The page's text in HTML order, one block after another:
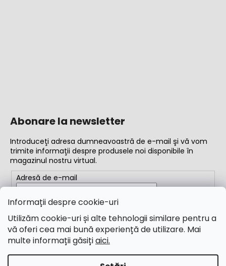
Informații despre cookie-uri
Utilizăm cookie-uri și alte tehnologii similare pentru a
vă oferi cea mai bună experiență de utilizare. Mai
multe informații găsițiaici.
Abonare la newsletter
Introduceţi adresa dumneavoastră de e-mail şi vă vom
trimite informaţii despre produsele noi disponibile în
magazinul nostru virtual.
Adresă de e-mail
Completând adresa de e-mail, acceptați
condițiile
ABONARE